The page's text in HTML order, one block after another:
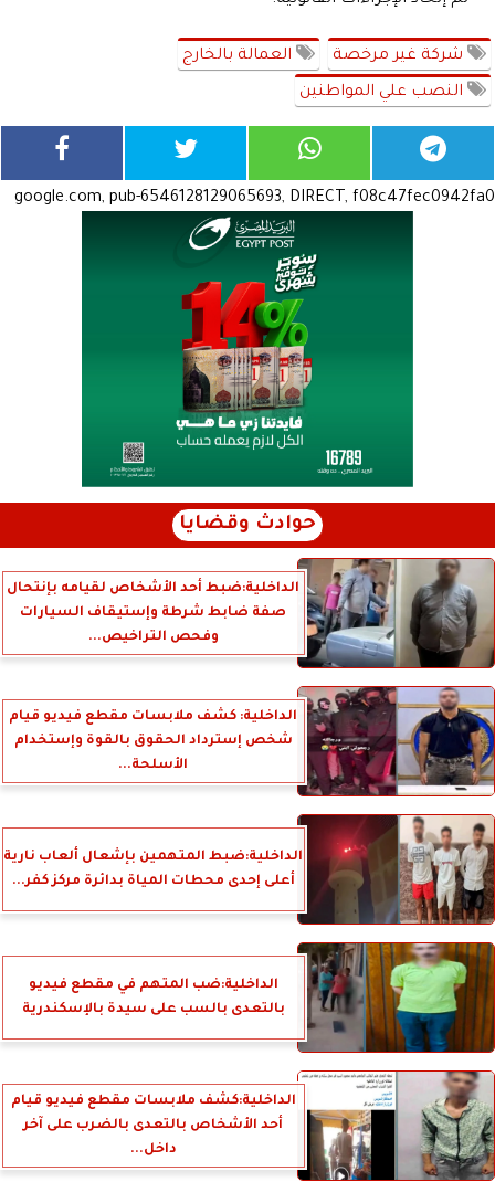
شركة غير مرخصة العمالة بالخارج
النصب علي المواطنين
google.com, pub-6546128129065693, DIRECT, f08c47fec0942fa0
حوادث وقضايا
الداخلية:ضبط أحد الأشخاص لقيامه بإنتحال
صفة ضابط شرطة وإستيقاف السيارات
وفحص التراخيص...
الداخلية: كشف ملابسات مقطع فيديو قيام
شخص إسترداد الحقوق بالقوة وإستخدام
الأسلحة...
الداخلية:ضبط المتهمين بإشعال ألعاب نارية
أعلى إحدى محطات المياة بدائرة مركز كفر...
الداخلية:ضب المتهم في مقطع فيديو
بالتعدى بالسب على سيدة بالإسكندرية
الداخلية:كشف ملابسات مقطع فيديو قيام
أحد الأشخاص بالتعدى بالضرب على آخر
داخل...